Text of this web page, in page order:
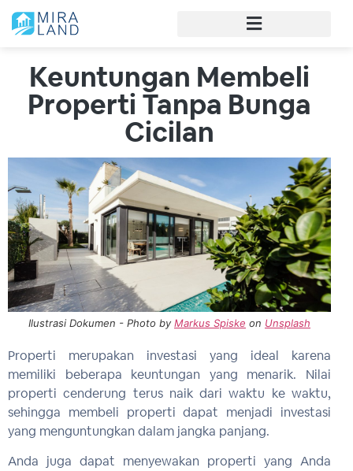
Keuntungan Membeli
Properti Tanpa Bunga
Cicilan
Ilustrasi Dokumen - Photo by Markus Spiske on Unsplash
Properti merupakan investasi yang ideal karena
memiliki beberapa keuntungan yang menarik. Nilai
properti cenderung terus naik dari waktu ke waktu,
sehingga membeli properti dapat menjadi investasi
yang menguntungkan dalam jangka panjang.
Anda juga dapat menyewakan properti yang Anda